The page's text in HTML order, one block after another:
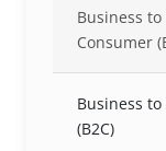
Business
Consumer
Business
(B2C)